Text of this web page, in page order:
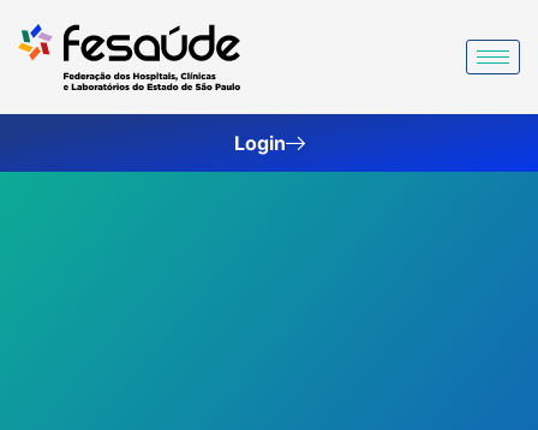
para
Login